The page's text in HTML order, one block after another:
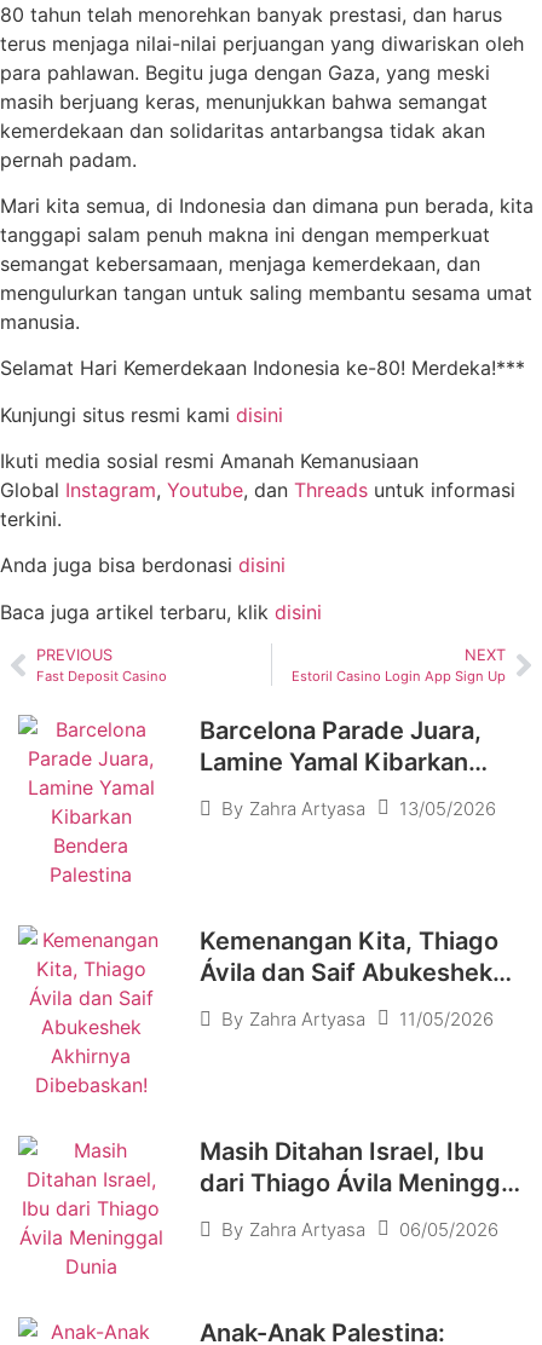
80 tahun telah menorehkan banyak prestasi, dan harus
terus menjaga nilai-nilai perjuangan yang diwariskan oleh
para pahlawan. Begitu juga dengan Gaza, yang meski
masih berjuang keras, menunjukkan bahwa semangat
kemerdekaan dan solidaritas antarbangsa tidak akan
pernah padam.
Mari kita semua, di Indonesia dan dimana pun berada, kita
tanggapi salam penuh makna ini dengan memperkuat
semangat kebersamaan, menjaga kemerdekaan, dan
mengulurkan tangan untuk saling membantu sesama umat
manusia.
Selamat Hari Kemerdekaan Indonesia ke-80! Merdeka!***
Kunjungi situs resmi kami disini
Ikuti media sosial resmi Amanah Kemanusiaan
Global Instagram, Youtube, dan Threads untuk informasi
terkini.
Anda juga bisa berdonasi disini
Baca juga artikel terbaru, klik disini
PREVIOUS
Fast Deposit Casino
NEXT
Estoril Casino Login App Sign Up
Barcelona Parade Juara,
Lamine Yamal Kibarkan
Bendera Palestina
By Zahra Artyasa 13/05/2026
Kemenangan Kita, Thiago
Ávila dan Saif Abukeshek
Akhirnya Dibebaskan!
By Zahra Artyasa 11/05/2026
Masih Ditahan Israel, Ibu
dari Thiago Ávila Meninggal
Dunia
By Zahra Artyasa 06/05/2026
Anak-Anak Palestina: